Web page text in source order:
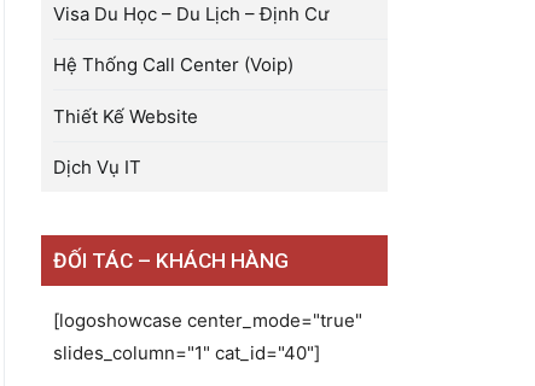
Visa Du Học – Du Lịch – Định Cư
Hệ Thống Call Center (Voip)
Thiết Kế Website
Dịch Vụ IT
ĐỐI TÁC – KHÁCH HÀNG
[logoshowcase center_mode="true"
slides_column="1" cat_id="40"]